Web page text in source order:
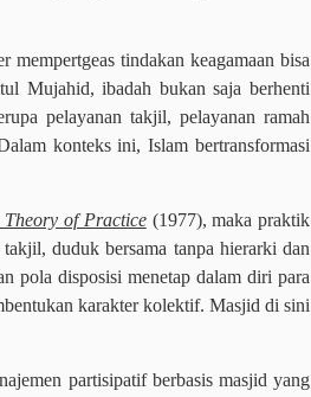
mempertgeas tindakan keagamaan bisa
Mujahid, ibadah bukan saja berhenti
pelayanan takjil, pelayanan ramah
konteks ini, Islam bertransformasi
of Practice (1977), maka praktik
duduk bersama tanpa hierarki dan
pola disposisi menetap dalam diri para
karakter kolektif. Masjid di sini
partisipatif berbasis masjid yang